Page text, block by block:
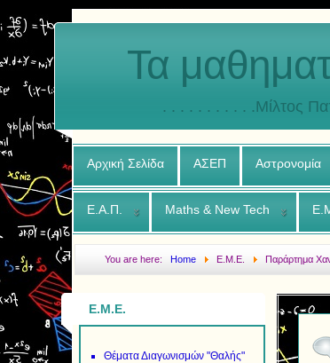
Τα
. . . . . . . . . . .Μίλτος
Αρχική Σελίδα ΑΣΕΠ Αστρονομία
Ε.Α.Π. Maths & New Tech
You are here:Home Ε.Μ.Ε. Παράρτημα
Χανίων 2007
Ε.Μ.Ε.
Θέματα Διαγωνισμών "Θαλής"